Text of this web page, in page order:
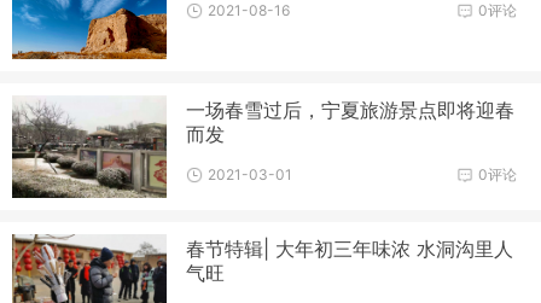
0评论
2021-08-16
一场春雪过后，宁夏旅游景点即将迎春
而发
0评论
2021-03-01
春节特辑| 大年初三年味浓 水洞沟里人
气旺